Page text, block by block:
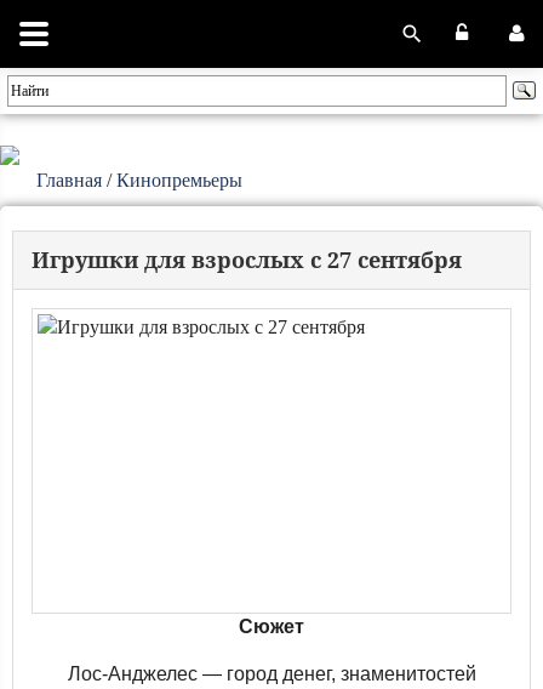
Главная /Кинопремьеры
Игрушки для взрослых с 27 сентября
Сюжет
Лос-Анджелес — город денег, знаменитостей